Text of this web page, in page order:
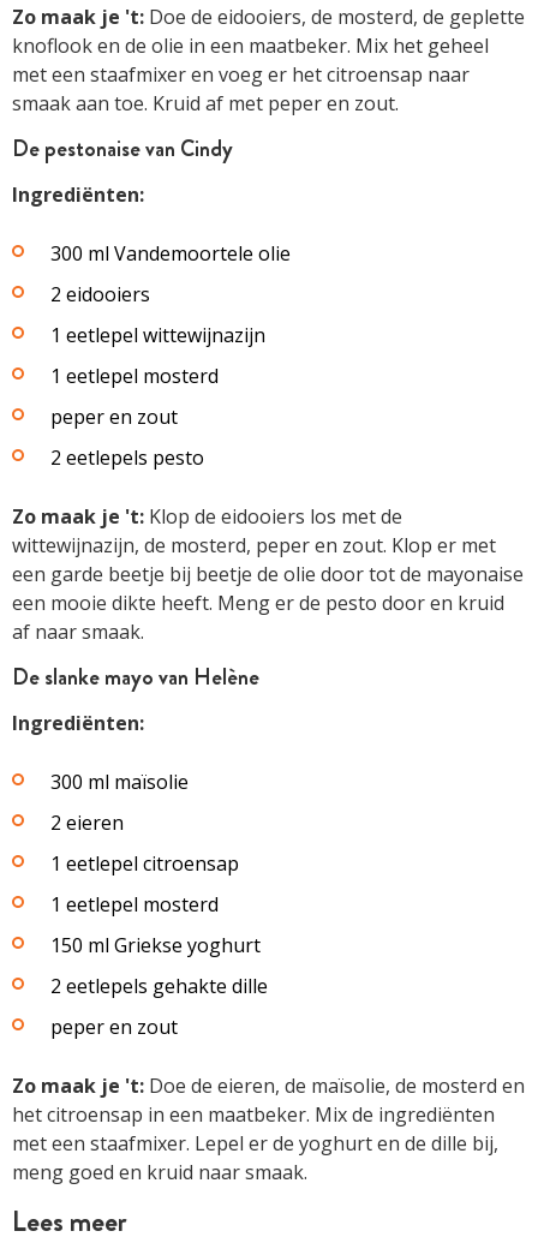
Zo maak je 't: Doe de eidooiers, de mosterd, de geplette
knoflook en de olie in een maatbeker. Mix het geheel
met een staafmixer en voeg er het citroensap naar
smaak aan toe. Kruid af met peper en zout.
De pestonaise van Cindy
Ingrediënten:
300 ml Vandemoortele olie
2 eidooiers
1 eetlepel wittewijnazijn
1 eetlepel mosterd
peper en zout
2 eetlepels pesto
Zo maak je 't: Klop de eidooiers los met de
wittewijnazijn, de mosterd, peper en zout. Klop er met
een garde beetje bij beetje de olie door tot de mayonaise
een mooie dikte heeft. Meng er de pesto door en kruid
af naar smaak.
De slanke mayo van Helène
Ingrediënten:
300 ml maïsolie
2 eieren
1 eetlepel citroensap
1 eetlepel mosterd
150 ml Griekse yoghurt
2 eetlepels gehakte dille
peper en zout
Zo maak je 't: Doe de eieren, de maïsolie, de mosterd en
het citroensap in een maatbeker. Mix de ingrediënten
met een staafmixer. Lepel er de yoghurt en de dille bij,
meng goed en kruid naar smaak.
Lees meer